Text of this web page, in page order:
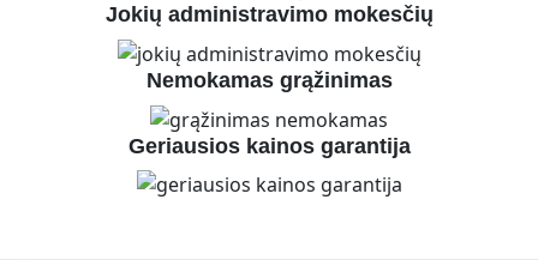
Jokių administravimo mokesčių
Nemokamas grąžinimas
Geriausios kainos garantija